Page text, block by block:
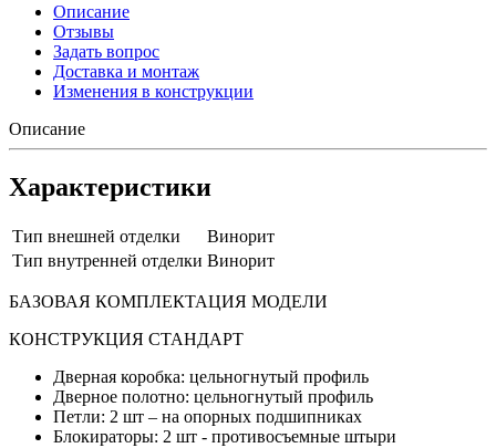
Описание
Отзывы
Задать вопрос
Доставка и монтаж
Изменения в конструкции
Описание
Характеристики
Тип внешней отделки
Винорит
Тип внутренней отделки Винорит
БАЗОВАЯ КОМПЛЕКТАЦИЯ МОДЕЛИ
КОНСТРУКЦИЯ СТАНДАРТ
Дверная коробка: цельногнутый профиль
Дверное полотно: цельногнутый профиль
Петли: 2 шт – на опорных подшипниках
Блокираторы: 2 шт - противосъемные штыри